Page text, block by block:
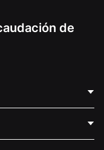
de